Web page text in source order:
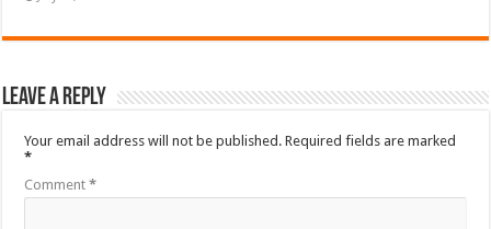
Leave a Reply
Your email address will not be published. Required fields are marked
*
Comment*